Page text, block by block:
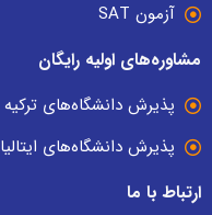
آزمون SAT
مشاوره‌های اولیه رایگان
پذیرش دانشگاه‌های ترکیه
پذیرش دانشگاه‌های ایتالیا
ارتباط با ما